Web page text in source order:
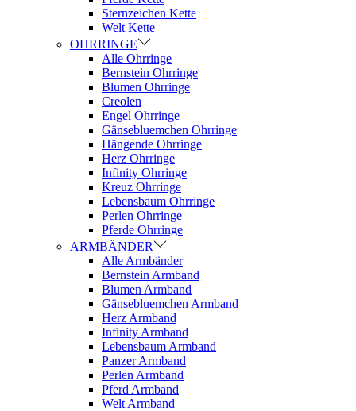
Sternzeichen Kette
Welt Kette
OHRRINGE
Alle Ohrringe
Bernstein Ohrringe
Blumen Ohrringe
Creolen
Engel Ohrringe
Gänsebluemchen Ohrringe
Hängende Ohrringe
Herz Ohrringe
Infinity Ohrringe
Kreuz Ohrringe
Lebensbaum Ohrringe
Perlen Ohrringe
Pferde Ohrringe
ARMBÄNDER
Alle Armbänder
Bernstein Armband
Blumen Armband
Gänsebluemchen Armband
Herz Armband
Infinity Armband
Lebensbaum Armband
Panzer Armband
Perlen Armband
Pferd Armband
Welt Armband